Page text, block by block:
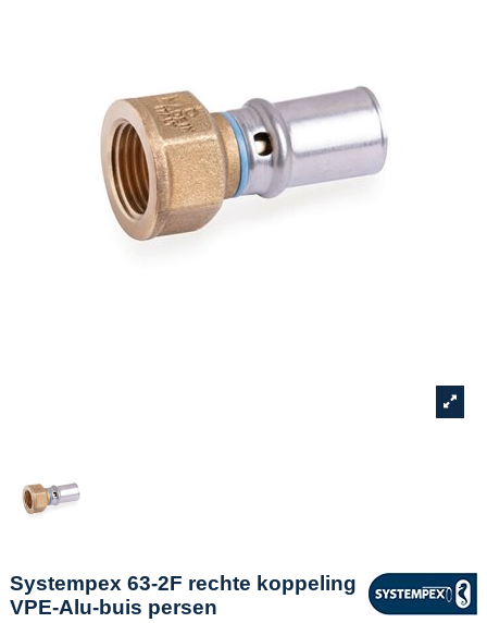
Systempex 63-2F rechte koppeling
VPE-Alu-buis persen